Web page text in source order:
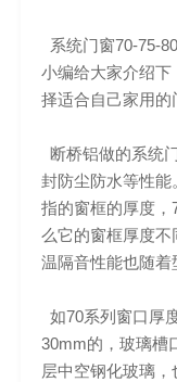
系统门窗70-75-
小编给大家介绍
择适合自己家用的
断桥铝做的系统
封防尘防水等性能
指的窗框的厚度
么它的窗框厚度
温隔音性能也随着
如70系列窗口厚
30mm的，玻璃槽
层中空钢化玻璃